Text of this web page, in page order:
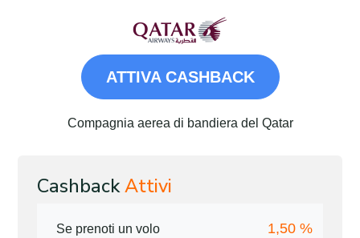
ATTIVA CASHBACK
Compagnia aerea di bandiera del Qatar
CashbackAttivi
Se prenoti un volo 1,50 %